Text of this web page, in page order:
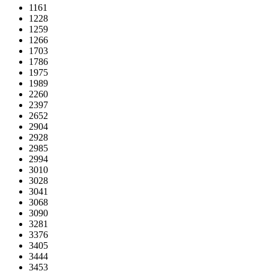
1161
1228
1259
1266
1703
1786
1975
1989
2260
2397
2652
2904
2928
2985
2994
3010
3028
3041
3068
3090
3281
3376
3405
3444
3453